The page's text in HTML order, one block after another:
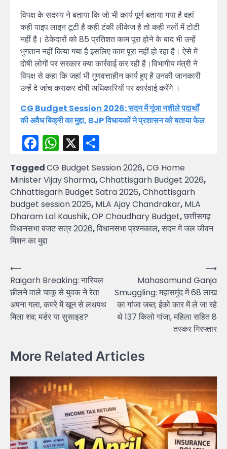
विपक्ष के सदस्य ने बताया कि जो भी कार्य पूर्ण बताया गया है वहां
कही पाइप लाइन टूटी है कही टंकी लीकेज है तो कही नलों में टोटी
नहीं है। ठेकेदारों को 85 प्रतिशत काम पूरा होने के बाद भी उन्हें
भुगतान नहीं किया गया है इसलिए काम पूरा नहीं हो रहा है। ऐसे में
दोषी लोगों पर सरकार क्या कार्रवाई कर रही है।विभागीय मंत्री ने
विपक्ष से कहा कि जहां भी गुणवत्ताहीन कार्य हुए है उनकी जानकारी
उन्हें दे जांच कराकर दोषी अधिकारियों पर कार्रवाई करेंगे ।
CG Budget Session 2026: सदन में गूंजा नशीले पदार्थों
की अवैध बिक्री का मुद्दा, BJP विधायकों ने प्रशासन को बताया फेल
Facebook
WhatsApp
X
TaggedCG Budget Session 2026,CG Home
Minister Vijay Sharma,Chhattisgarh Budget 2026,
Chhattisgarh Budget Satra 2026,Chhattisgarh
budget session 2026, MLA Ajay Chandrakar, MLA
Dharam Lal Kaushik,OP Chaudhary Budget,छत्तीसगढ़
विधानसभा बजट सत्र 2026,विधानसभा प्रश्नकाल,सदन में जल जीवन
मिशन का मुद्दा
Post
navigation
⟵
Raigarh Breaking: नारियल
छीलने वाले चाकू से युवक ने रेता
अपना गला, कमरे में खून से लथपथ
मिला शव; मर्डर या सुसाइड?
Mahasamund Ganja
Smuggling: महासमुंद में 68 लाख
का गांजा जब्त; ईको कार में ले जा रहे
थे 137 किलो गांजा, महिला सहित 8
तस्कर गिरफ्तार
⟶
More Related Articles